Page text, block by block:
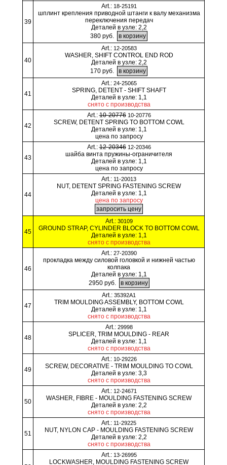
39
Art.: 18-25191
шплинт крепления приводной штанги к валу механизма
переключения передач
Деталей в узле: 2,2
380 руб.
40
Art.: 12-20583
WASHER, SHIFT CONTROL END ROD
Деталей в узле: 2,2
170 руб.
41
Art.: 24-25065
SPRING, DETENT - SHIFT SHAFT
Деталей в узле: 1,1
снято с производства
42
Art.:10-20776 10-20776
SCREW, DETENT SPRING TO BOTTOM COWL
Деталей в узле: 1,1
цена по запросу
43
Art.:12-20346 12-20346
шайба винта пружины-ограничителя
Деталей в узле: 1,1
цена по запросу
44
Art.: 11-20013
NUT, DETENT SPRING FASTENING SCREW
Деталей в узле: 1,1
цена по запросу
45
Art.: 30109
GROUND STRAP, CYLINDER BLOCK TO BOTTOM COWL
Деталей в узле: 1,1
снято с производства
46
Art.: 27-20390
прокладка между силовой головкой и нижней частью
колпака
Деталей в узле: 1,1
2950 руб.
47
Art.: 35392A1
TRIM MOULDING ASSEMBLY, BOTTOM COWL
Деталей в узле: 1,1
снято с производства
48
Art.: 29998
SPLICER, TRIM MOULDING - REAR
Деталей в узле: 1,1
снято с производства
49
Art.: 10-29226
SCREW, DECORATIVE - TRIM MOULDING TO COWL
Деталей в узле: 3,3
снято с производства
50
Art.: 12-24671
WASHER, FIBRE - MOULDING FASTENING SCREW
Деталей в узле: 2,2
снято с производства
51
Art.: 11-29225
NUT, NYLON CAP - MOULDING FASTENING SCREW
Деталей в узле: 2,2
снято с производства
Art.: 13-26995
LOCKWASHER, MOULDING FASTENING SCREW